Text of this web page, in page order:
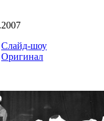
Слайд-шоу
Оригинал